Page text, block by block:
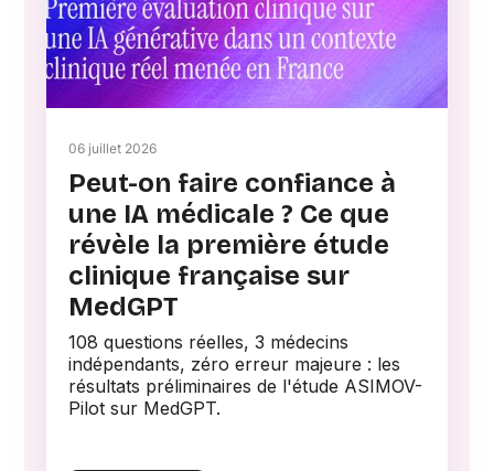
06 juillet 2026
Peut-on faire confiance à
une IA médicale ? Ce que
révèle la première étude
clinique française sur
MedGPT
108 questions réelles, 3 médecins
indépendants, zéro erreur majeure : les
résultats préliminaires de l'étude ASIMOV-
Pilot sur MedGPT.